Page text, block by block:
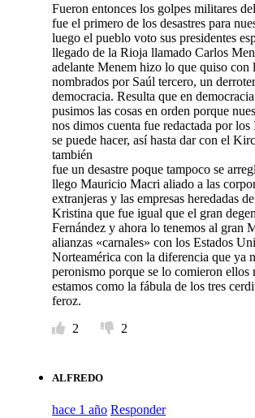
Fueron entonces los golpes militares
fue el primero de los desastres para
luego el pueblo voto sus presidentes
llegado de la Rioja llamado Carlos
adelante Menem hizo lo que quiso con
nombrados por Saúl tercero, un
democracia. Resulta que en
pusimos las cosas en orden porque
nos dimos cuenta fue redactada por los
se puede hacer, así hasta dar con el
también
fue un desastre poque tampoco se
llego Mauricio Macri aliado a las
extranjeras y las empresas heredadas
Kristina que fue igual que el gran
Fernández y ahora lo tenemos al gran
alianzas «carnales» con los Estados
Norteamérica con la diferencia que ya
peronismo porque se lo comieron ellos
estamos como la fábula de los tres
feroz.
2
2
ALFREDO
hace 1 año Responder